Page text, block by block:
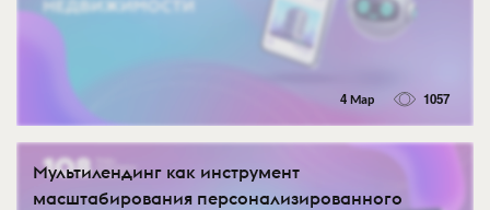
4 Мар 1057
Мультилендинг как инструмент
масштабирования персонализированного